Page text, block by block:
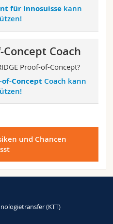
für Innosuissekann
Concept Coach
Proof-of-Concept?
of-Concept Coach kann
und Chancen
(KTT)